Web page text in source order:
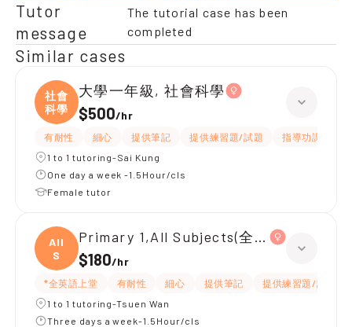
Tutor
message
The tutorial case has been
completed
Similar cases
社會
科學
大學一年級, 社會科學
$500/hr
有耐性 細心 提供筆記 提供練習題/試題 指導功課
1 to 1 tutoring-Sai Kung
One day a week -1.5Hour/cls
Female tutor
All
S
Primary 1,All Subjects(全英上堂)
$180/hr
*全英語上堂 有耐性 細心 提供筆記
提供練習題/試題
1 to 1 tutoring-Tsuen Wan
Three days a week-1.5Hour/cls